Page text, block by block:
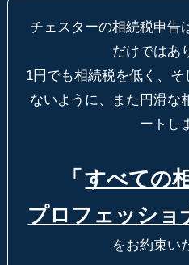
チェスターの相続税申告
だけではあ
1円でも相続税を低く、
ないように、
また円滑な
ートし
「 すべての
プロフェッショ
をお約束い